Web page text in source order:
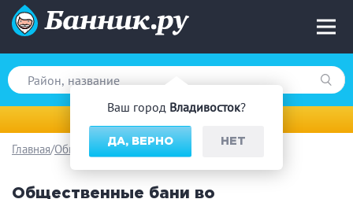
Ваш город Владивосток?
ДА, ВЕРНО НЕТ
Вид парной
Русская баня
Турецкая баня
Главная Общественные бани
Общественные бани во